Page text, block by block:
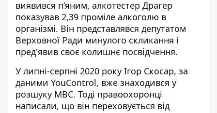
виявився п’яним, алкотестер Драгер
показував 2,39 проміле алкоголю в
організмі. Він представлявся депутатом
Верховної Ради минулого скликання і
пред'явив своє колишнє посвідчення.
У липні-серпні 2020 року Ігор Скосар, за
даними YouControl, вже знаходився у
розшуку МВС. Тоді правоохоронці
написали, що він переховується від